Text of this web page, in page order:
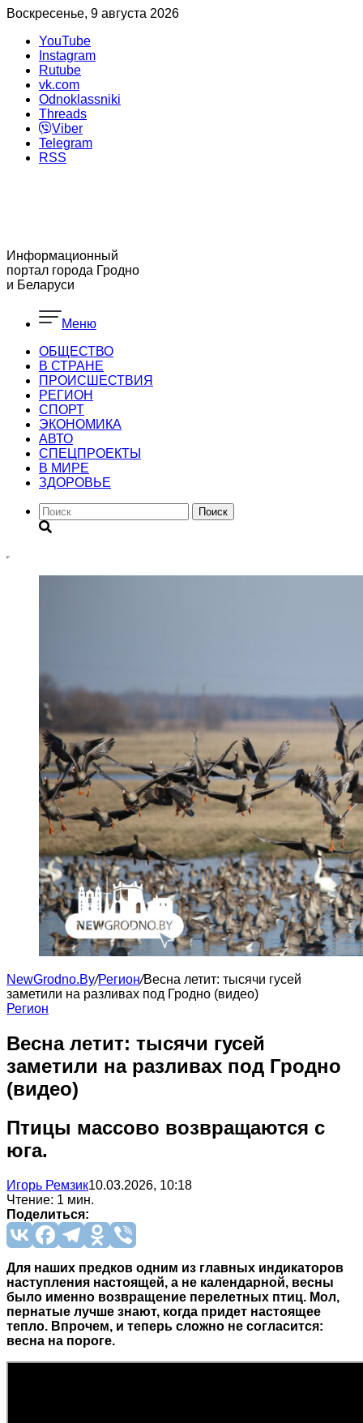
Воскресенье, 9 августа 2026
YouTube
Instagram
Rutube
vk.com
Odnoklassniki
Threads
Viber
Telegram
RSS
Информационный
портал города Гродно
и Беларуси
Меню
ОБЩЕСТВО
В СТРАНЕ
ПРОИСШЕСТВИЯ
РЕГИОН
CПОРТ
ЭКОНОМИКА
АВТО
СПЕЦПРОЕКТЫ
В МИРЕ
ЗДОРОВЬЕ
Поиск
NewGrodno.By/Регион/Весна летит: тысячи гусей
заметили на разливах под Гродно (видео)
Регион
Весна летит: тысячи гусей
заметили на разливах под Гродно
(видео)
Птицы массово возвращаются с
юга.
Игорь Ремзик10.03.2026, 10:18
Чтение: 1 мин.
Поделиться:
Для наших предков одним из главных индикаторов
наступления настоящей, а не календарной, весны
было именно возвращение перелетных птиц. Мол,
пернатые лучше знают, когда придет настоящее
тепло. Впрочем, и теперь сложно не согласится:
весна на пороге.